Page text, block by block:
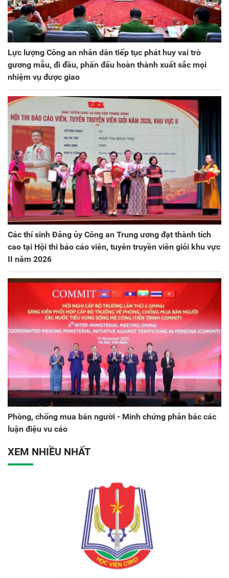
Lực lượng Công an nhân dân tiếp tục phát huy vai trò
gương mẫu, đi đầu, phấn đấu hoàn thành xuất sắc mọi
nhiệm vụ được giao
Các thí sinh Đảng ủy Công an Trung ương đạt thành tích
cao tại Hội thi báo cáo viên, tuyên truyền viên giỏi khu vực
II năm 2026
Phòng, chống mua bán người - Minh chứng phản bác các
luận điệu vu cáo
XEM NHIỀU NHẤT